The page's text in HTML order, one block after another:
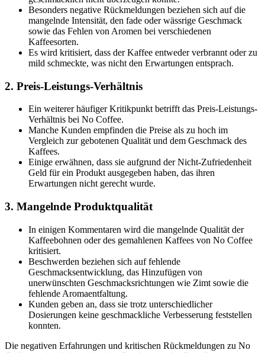
Besonders negative Rückmeldungen beziehen sich auf die
mangelnde Intensität, den fade oder wässrige Geschmack
sowie das Fehlen von Aromen bei verschiedenen
Kaffeesorten.
Es wird kritisiert, dass der Kaffee entweder verbrannt oder zu
mild schmeckte, was nicht den Erwartungen entsprach.
2. Preis-Leistungs-Verhältnis
Ein weiterer häufiger Kritikpunkt betrifft das Preis-Leistungs-
Verhältnis bei No Coffee.
Manche Kunden empfinden die Preise als zu hoch im
Vergleich zur gebotenen Qualität und dem Geschmack des
Kaffees.
Einige erwähnen, dass sie aufgrund der Nicht-Zufriedenheit
Geld für ein Produkt ausgegeben haben, das ihren
Erwartungen nicht gerecht wurde.
3. Mangelnde Produktqualität
In einigen Kommentaren wird die mangelnde Qualität der
Kaffeebohnen oder des gemahlenen Kaffees von No Coffee
kritisiert.
Beschwerden beziehen sich auf fehlende
Geschmacksentwicklung, das Hinzufügen von
unerwünschten Geschmacksrichtungen wie Zimt sowie die
fehlende Aromaentfaltung.
Kunden geben an, dass sie trotz unterschiedlicher
Dosierungen keine geschmackliche Verbesserung feststellen
konnten.
Die negativen Erfahrungen und kritischen Rückmeldungen zu No